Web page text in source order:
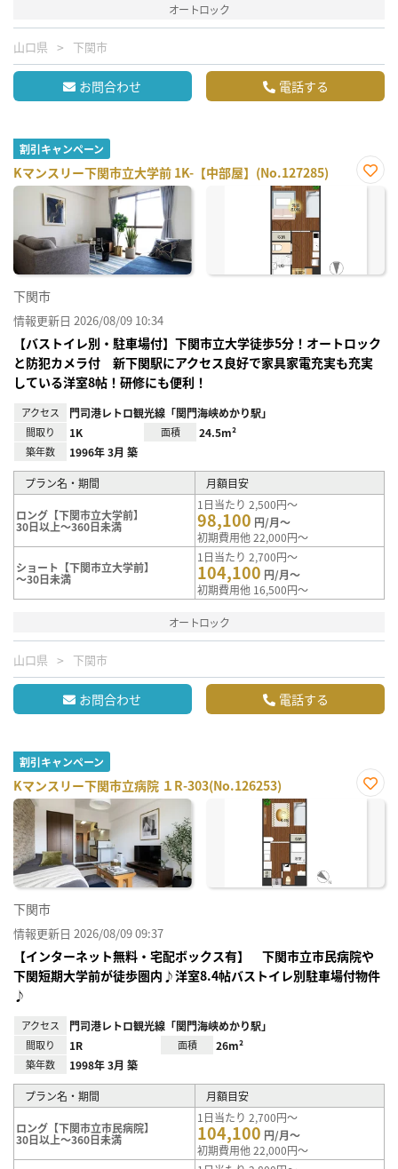
オートロック
山口県 下関市
お問合わせ 電話する
割引キャンペーン
Kマンスリー下関市立大学前 1K-【中部屋】(No.127285)
お気
下関市
情報更新日 2026/08/09 10:34
【バストイレ別・駐車場付】下関市立大学徒歩5分！オートロック
と防犯カメラ付 新下関駅にアクセス良好で家具家電充実も充実
している洋室8帖！研修にも便利！
アクセス 門司港レトロ観光線「関門海峡めかり駅」
間取り 1K 面積 24.5m²
築年数 1996年 3月 築
プラン名・期間 月額目安
ロング【下関市立大学前】
30日以上～360日未満
1日当たり 2,500円～
98,100 円/月～
初期費用他 22,000円～
ショート【下関市立大学前】
～30日未満
1日当たり 2,700円～
104,100 円/月～
初期費用他 16,500円～
オートロック
山口県 下関市
お問合わせ 電話する
割引キャンペーン
Kマンスリー下関市立病院 １R-303(No.126253)
お気
下関市
情報更新日 2026/08/09 09:37
【インターネット無料・宅配ボックス有】 下関市立市民病院や
下関短期大学前が徒歩圏内♪洋室8.4帖バストイレ別駐車場付物件
♪
アクセス 門司港レトロ観光線「関門海峡めかり駅」
間取り 1R 面積 26m²
築年数 1998年 3月 築
プラン名・期間 月額目安
ロング【下関市立市民病院】
30日以上～360日未満
1日当たり 2,700円～
104,100 円/月～
初期費用他 22,000円～